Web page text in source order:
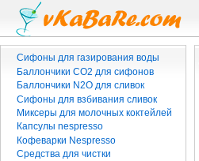
Сифоны для газирования воды
Баллончики CO2 для сифонов
Баллончики N2O для сливок
Сифоны для взбивания сливок
Миксеры для молочных коктейлей
Капсулы nespresso
Кофеварки Nespresso
Средства для чистки